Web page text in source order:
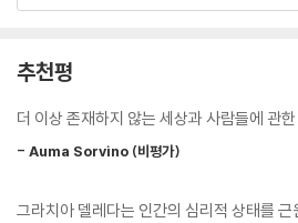
기슭에 있는 작은 도시로 그라치아 델레다가
다. 고향을 배경으로 한 그녀의 대표작들은
했다. 당시만 해도 미지의 섬이었던 사르데
듯 생생하게 재현해 냈다. 사후에 발간된 자전
추천평
더 이상 존재하지 않는 세상과 사람들에 관
- Auma Sorvino (비평가)
그라치아 델레다는 인간의 심리적 상태를 근